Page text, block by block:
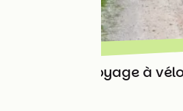
Un premier voyage à